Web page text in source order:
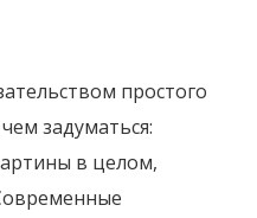
простого
задуматься:
в целом,